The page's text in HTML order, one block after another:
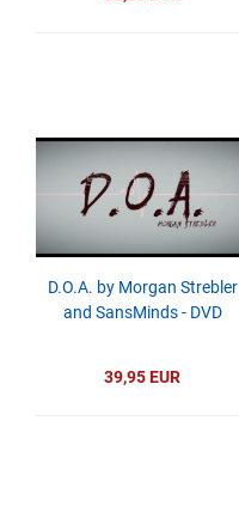
D.O.A. by Morgan Strebler
and SansMinds - DVD
39,95 EUR